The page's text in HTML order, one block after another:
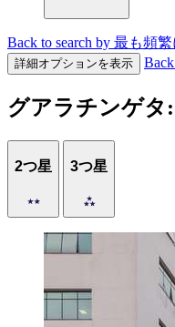
Back to search by 最も頻
詳細オプションを表示
グアラチンゲタ
2つ星 3つ星